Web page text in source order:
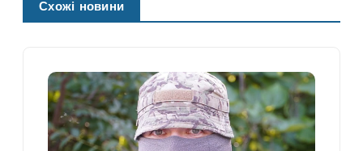
Схожі новини